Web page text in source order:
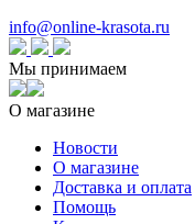
info@online-krasota.ru
Мы принимаем
О магазине
Новости
О магазине
Доставка и оплата
Помощь